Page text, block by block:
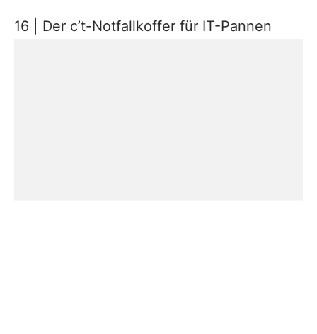
16 | Der c’t-Notfallkoffer für IT-Pannen